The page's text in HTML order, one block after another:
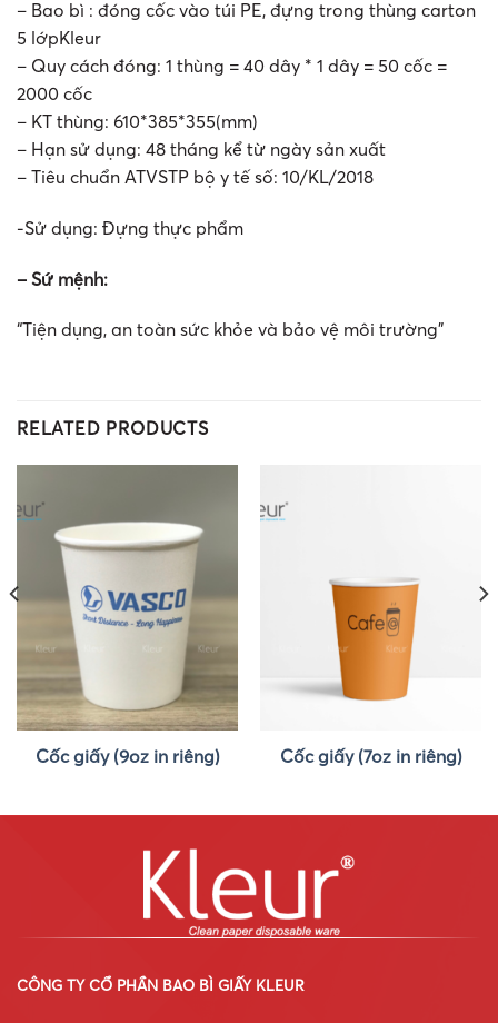
– Bao bì : đóng cốc vào túi PE, đựng trong thùng carton
5 lớpKleur
– Quy cách đóng: 1 thùng = 40 dây * 1 dây = 50 cốc =
2000 cốc
– KT thùng: 610*385*355(mm)
– Hạn sử dụng: 48 tháng kể từ ngày sản xuất
– Tiêu chuẩn ATVSTP bộ y tế số: 10/KL/2018
-Sử dụng: Đựng thực phẩm
– Sứ mệnh:
“Tiện dụng, an toàn sức khỏe và bảo vệ môi trường”
RELATED PRODUCTS
Cốc giấy (9oz in riêng) Cốc giấy (7oz in riêng)
CÔNG TY CỔ PHẦN BAO BÌ GIẤY KLEUR